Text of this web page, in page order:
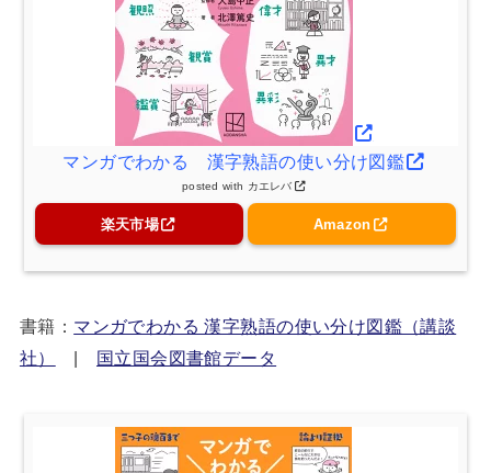
マンガでわかる 漢字熟語の使い分け図鑑
posted with カエレバ
楽天市場 Amazon
書籍： マンガでわかる 漢字熟語の使い分け図鑑（講談
社）
| 国立国会図書館データ